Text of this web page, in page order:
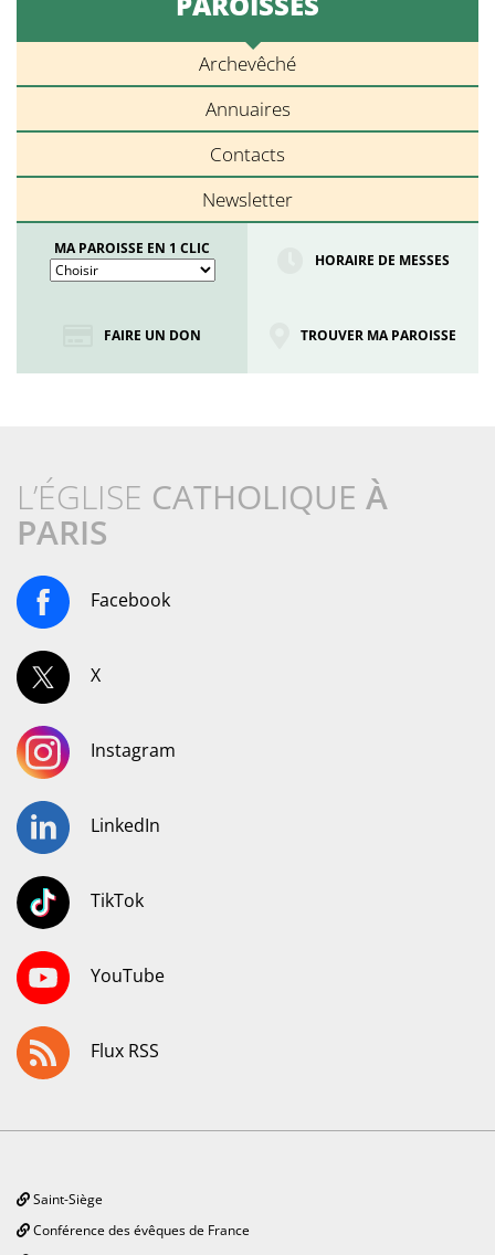
Archevêché
Annuaires
Contacts
Newsletter
MA PAROISSE EN 1 CLIC
HORAIRE DE MESSES
FAIRE UN DON TROUVER MA PAROISSE
L’ÉGLISE CATHOLIQUE À
PARIS
Facebook
X
Instagram
LinkedIn
TikTok
YouTube
Flux RSS
Saint-Siège
Conférence des évêques de France